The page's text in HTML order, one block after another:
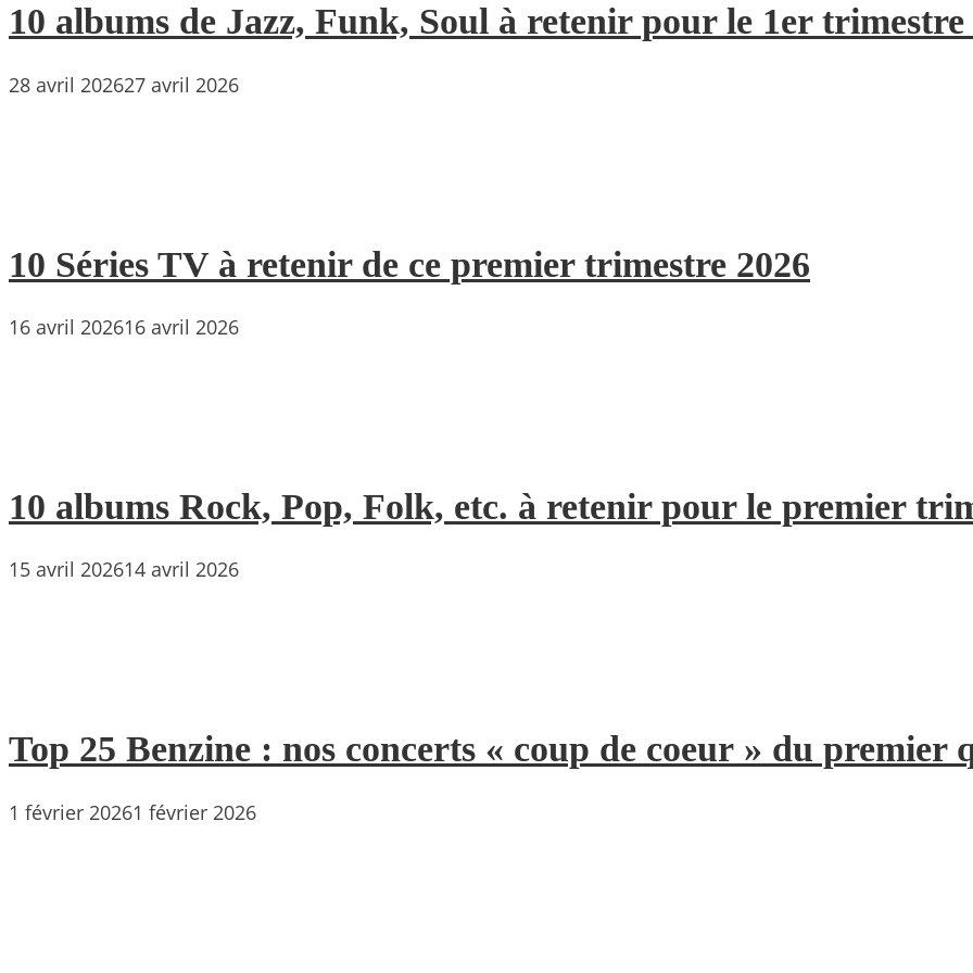
10 albums de Jazz, Funk, Soul à retenir pour le 1er trimestre
28 avril 202627 avril 2026
10 Séries TV à retenir de ce premier trimestre 2026
16 avril 202616 avril 2026
10 albums Rock, Pop, Folk, etc. à retenir pour le premier
15 avril 202614 avril 2026
Top 25 Benzine : nos concerts « coup de coeur » du premier
1 février 20261 février 2026